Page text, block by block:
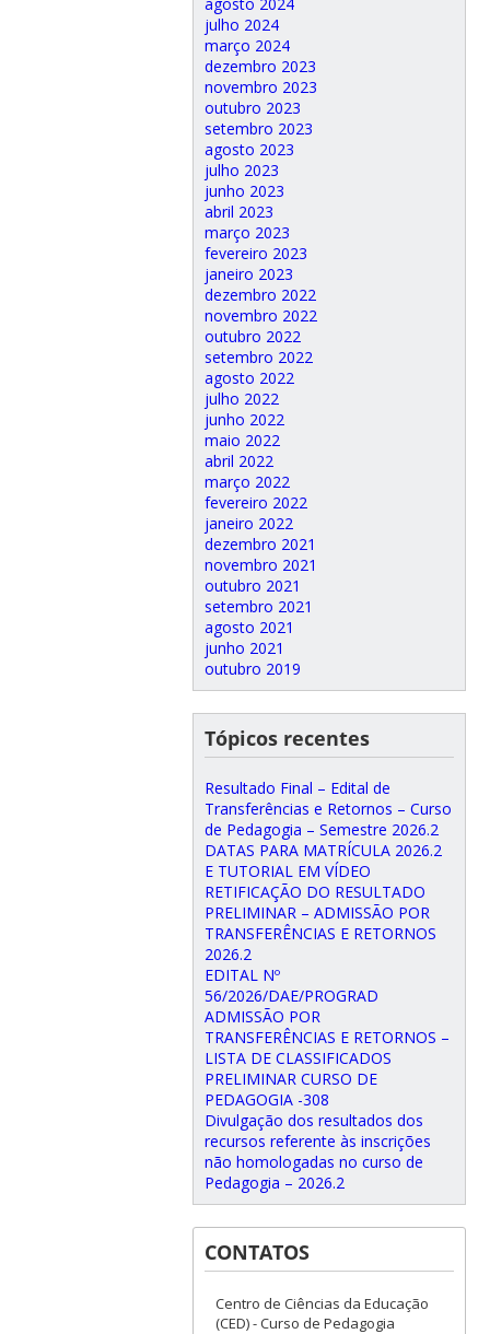
julho 2024
março 2024
dezembro 2023
novembro 2023
outubro 2023
setembro 2023
agosto 2023
julho 2023
junho 2023
abril 2023
março 2023
fevereiro 2023
janeiro 2023
dezembro 2022
novembro 2022
outubro 2022
setembro 2022
agosto 2022
julho 2022
junho 2022
maio 2022
abril 2022
março 2022
fevereiro 2022
janeiro 2022
dezembro 2021
novembro 2021
outubro 2021
setembro 2021
agosto 2021
junho 2021
outubro 2019
Tópicos recentes
Resultado Final – Edital de
Transferências e Retornos – Curso
de Pedagogia – Semestre 2026.2
DATAS PARA MATRÍCULA 2026.2
E TUTORIAL EM VÍDEO
RETIFICAÇÃO DO RESULTADO
PRELIMINAR – ADMISSÃO POR
TRANSFERÊNCIAS E RETORNOS
2026.2
EDITAL Nº
56/2026/DAE/PROGRAD
ADMISSÃO POR
TRANSFERÊNCIAS E RETORNOS –
LISTA DE CLASSIFICADOS
PRELIMINAR CURSO DE
PEDAGOGIA -308
Divulgação dos resultados dos
recursos referente às inscrições
não homologadas no curso de
Pedagogia – 2026.2
CONTATOS
Centro de Ciências da Educação
(CED) - Curso de Pedagogia